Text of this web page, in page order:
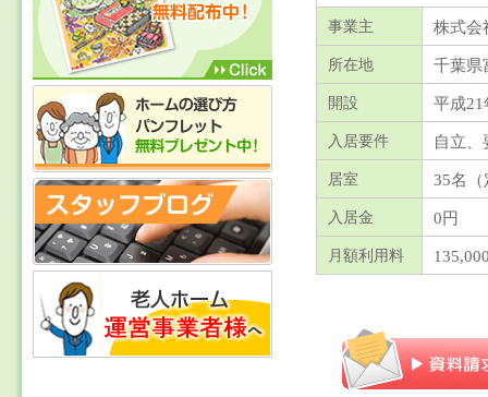
事業主 株式会
所在地 千葉県
開設 平成21
入居要件 自立、
居室 35名（
入居金 0円
月額利用料